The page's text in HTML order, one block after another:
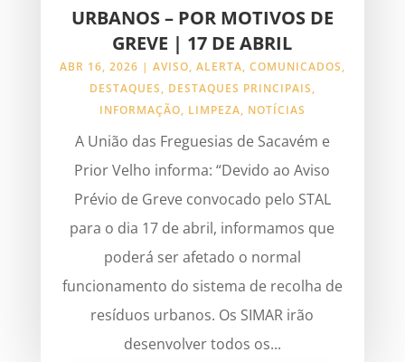
URBANOS – POR MOTIVOS DE
GREVE | 17 DE ABRIL
ABR 16, 2026 | AVISO, ALERTA, COMUNICADOS,
DESTAQUES, DESTAQUES PRINCIPAIS,
INFORMAÇÃO, LIMPEZA, NOTÍCIAS
A União das Freguesias de Sacavém e
Prior Velho informa: “Devido ao Aviso
Prévio de Greve convocado pelo STAL
para o dia 17 de abril, informamos que
poderá ser afetado o normal
funcionamento do sistema de recolha de
resíduos urbanos. Os SIMAR irão
desenvolver todos os...